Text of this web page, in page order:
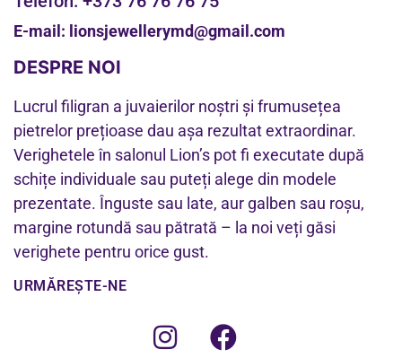
E-mail: lionsjewellerymd@gmail.com
DESPRE NOI
Lucrul filigran a juvaierilor noștri și frumusețea
pietrelor prețioase dau așa rezultat extraordinar.
Verighetele în salonul Lion’s pot fi executate după
schițe individuale sau puteți alege din modele
prezentate. Înguste sau late, aur galben sau roșu,
margine rotundă sau pătrată – la noi veți găsi
verighete pentru orice gust.
URMĂREȘTE-NE